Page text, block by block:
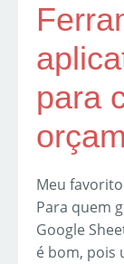
para
Meu
Para quem
Google
é bom, pois